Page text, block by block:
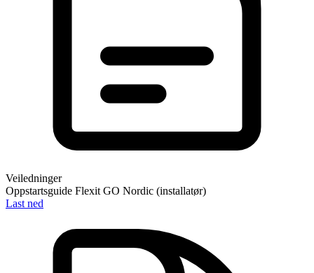
Veiledninger
Oppstartsguide Flexit GO Nordic (installatør)
Last ned